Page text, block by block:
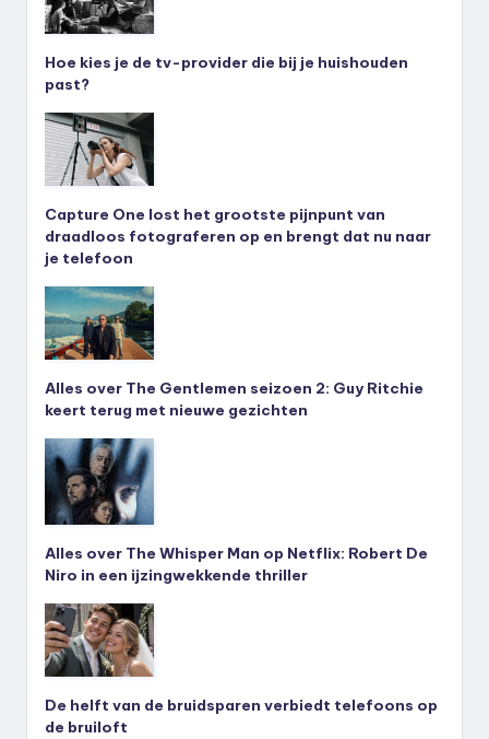
Hoe kies je de tv-provider die bij je huishouden
past?
Capture One lost het grootste pijnpunt van
draadloos fotograferen op en brengt dat nu naar
je telefoon
Alles over The Gentlemen seizoen 2: Guy Ritchie
keert terug met nieuwe gezichten
Alles over The Whisper Man op Netflix: Robert De
Niro in een ijzingwekkende thriller
De helft van de bruidsparen verbiedt telefoons op
de bruiloft